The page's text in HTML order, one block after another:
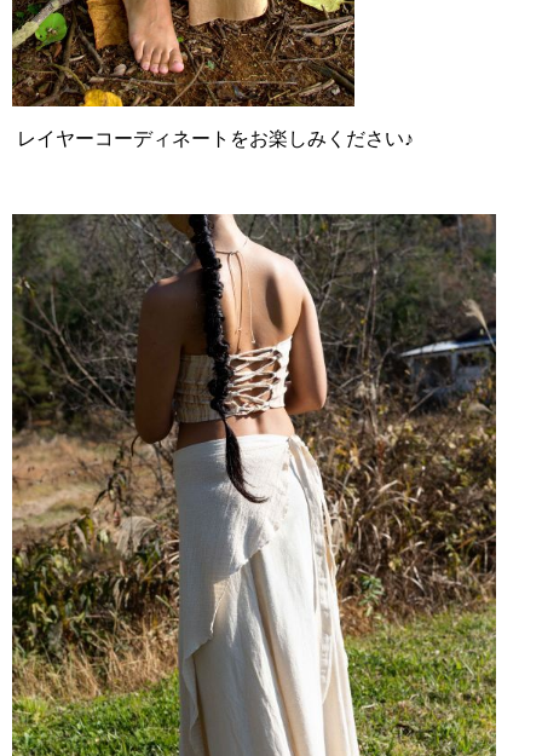
レイヤーコーディネートをお楽しみください♪